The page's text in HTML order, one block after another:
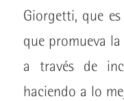
Giorgetti, que
que promueva
a través de
haciendo a lo